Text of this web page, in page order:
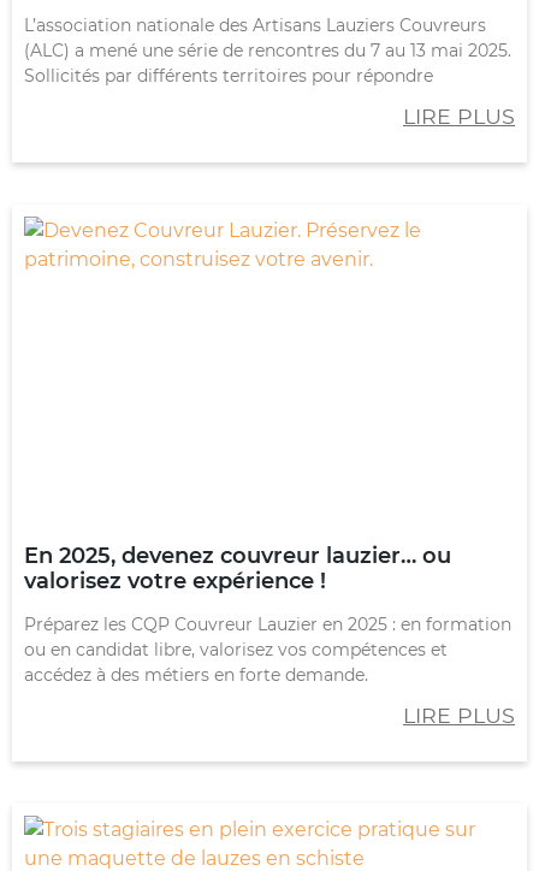
L’association nationale des Artisans Lauziers Couvreurs
(ALC) a mené une série de rencontres du 7 au 13 mai 2025.
Sollicités par différents territoires pour répondre
LIRE PLUS
En 2025, devenez couvreur lauzier… ou
valorisez votre expérience !
Préparez les CQP Couvreur Lauzier en 2025 : en formation
ou en candidat libre, valorisez vos compétences et
accédez à des métiers en forte demande.
LIRE PLUS